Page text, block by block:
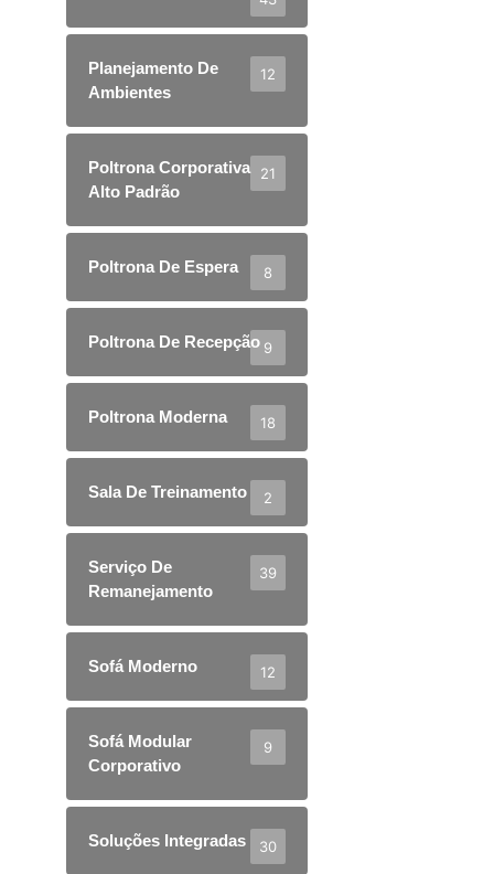
Planejamento De
Ambientes
12
Poltrona Corporativa
Alto Padrão
21
Poltrona De Espera 8
Poltrona De Recepção 9
Poltrona Moderna 18
Sala De Treinamento 2
Serviço De
Remanejamento
39
Sofá Moderno 12
Sofá Modular
Corporativo
9
Soluções Integradas 30